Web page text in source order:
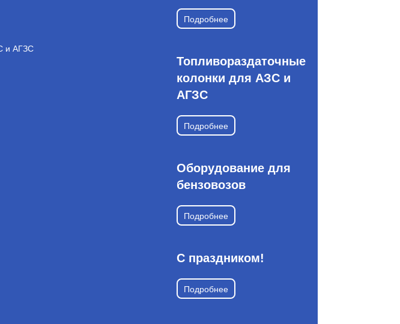
Подробнее
Топливораздаточные
колонки для АЗС и
АГЗС
Подробнее
Оборудование для
бензовозов
Подробнее
С праздником!
Подробнее